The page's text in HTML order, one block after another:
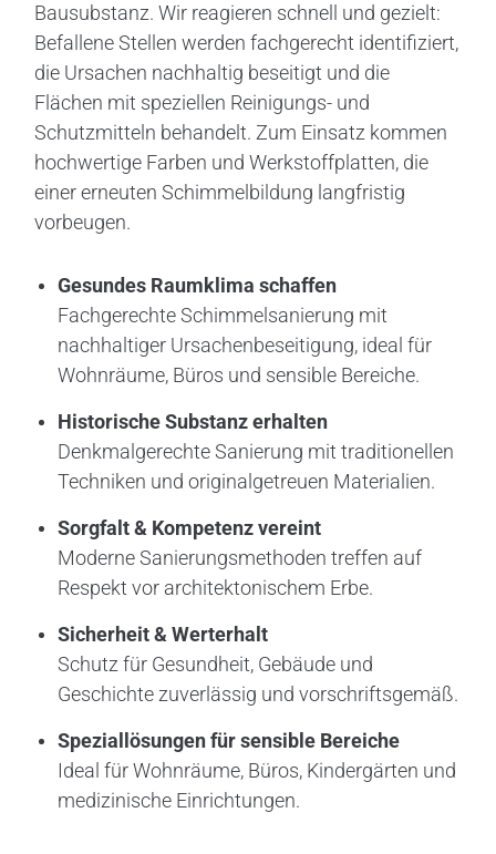
Bausubstanz. Wir reagieren schnell und gezielt:
Befallene Stellen werden fachgerecht identifiziert,
die Ursachen nachhaltig beseitigt und die
Flächen mit speziellen Reinigungs- und
Schutzmitteln behandelt. Zum Einsatz kommen
hochwertige Farben und Werkstoffplatten, die
einer erneuten Schimmelbildung langfristig
vorbeugen.
Gesundes Raumklima schaffen
Fachgerechte Schimmelsanierung mit
nachhaltiger Ursachenbeseitigung, ideal für
Wohnräume, Büros und sensible Bereiche.
Historische Substanz erhalten
Denkmalgerechte Sanierung mit traditionellen
Techniken und originalgetreuen Materialien.
Sorgfalt & Kompetenz vereint
Moderne Sanierungsmethoden treffen auf
Respekt vor architektonischem Erbe.
Sicherheit & Werterhalt
Schutz für Gesundheit, Gebäude und
Geschichte zuverlässig und vorschriftsgemäß.
Speziallösungen für sensible Bereiche
Ideal für Wohnräume, Büros, Kindergärten und
medizinische Einrichtungen.